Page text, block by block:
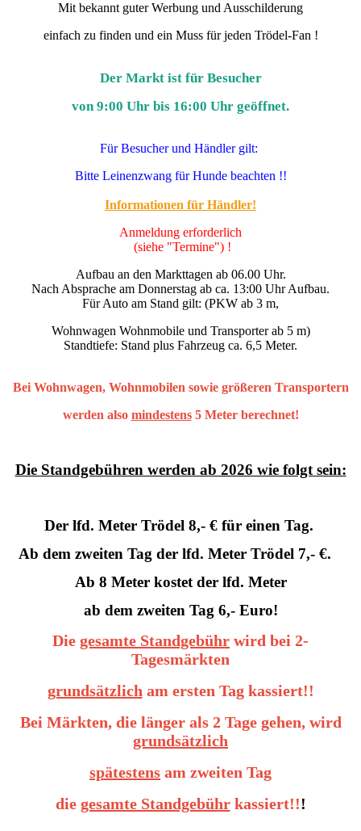
Mit bekannt guter Werbung und Ausschilderung
einfach zu finden und ein Muss für jeden Trödel-Fan !
Der Markt ist für Besucher
von 9:00 Uhr bis 16:00 Uhr geöffnet.
Für Besucher und Händler gilt:
Bitte Leinenzwang für Hunde beachten !!
Informationen für Händler!
Anmeldung erforderlich
(siehe "Termine") !
Aufbau an den Markttagen ab 06.00 Uhr.
Nach Absprache am Donnerstag ab ca. 13:00 Uhr Aufbau.
Für Auto am Stand gilt: (PKW ab 3 m,
Wohnwagen Wohnmobile und Transporter ab 5 m)
Standtiefe: Stand plus Fahrzeug ca. 6,5 Meter.
Bei Wohnwagen, Wohnmobilen sowie größeren Transportern
werden also mindestens5 Meter berechnet!
Die Standgebühren werden ab 2026 wie folgt sein:
Der lfd. Meter Trödel 8,- € für einen Tag.
Ab dem zweiten Tag der lfd. Meter Trödel 7,- €.
Ab 8 Meter kostet der lfd. Meter
ab dem zweiten Tag 6,- Euro!
Die gesamte Standgebühr wird bei 2-
Tagesmärkten
grundsätzlich am ersten Tag kassiert!!
Bei Märkten, die länger als 2 Tage gehen, wird
grundsätzlich
spätestens am zweiten Tag
die gesamte Standgebührkassiert!!!